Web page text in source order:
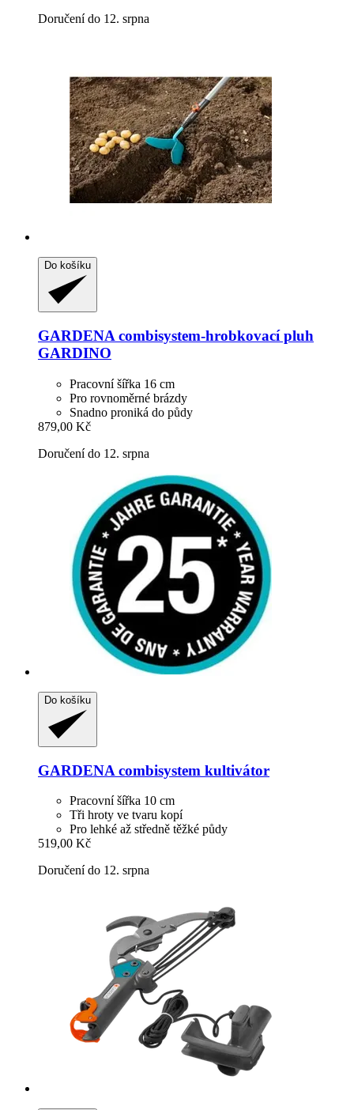
Doručení do 12. srpna
Do košíku
GARDENA combisystem-​hrobkovací pluh
GARDINO
Pracovní šířka 16 cm
Pro rovnoměrné brázdy
Snadno proniká do půdy
879,00 Kč
Doručení do 12. srpna
Do košíku
GARDENA combisystem kultivátor
Pracovní šířka 10 cm
Tři hroty ve tvaru kopí
Pro lehké až středně těžké půdy
519,00 Kč
Doručení do 12. srpna